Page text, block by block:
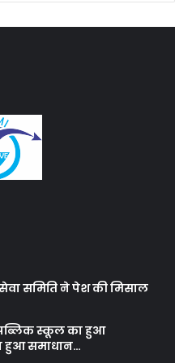
समिति ने पेश की मिसाल
स्कूल का हुआ
हुआ समाधान…